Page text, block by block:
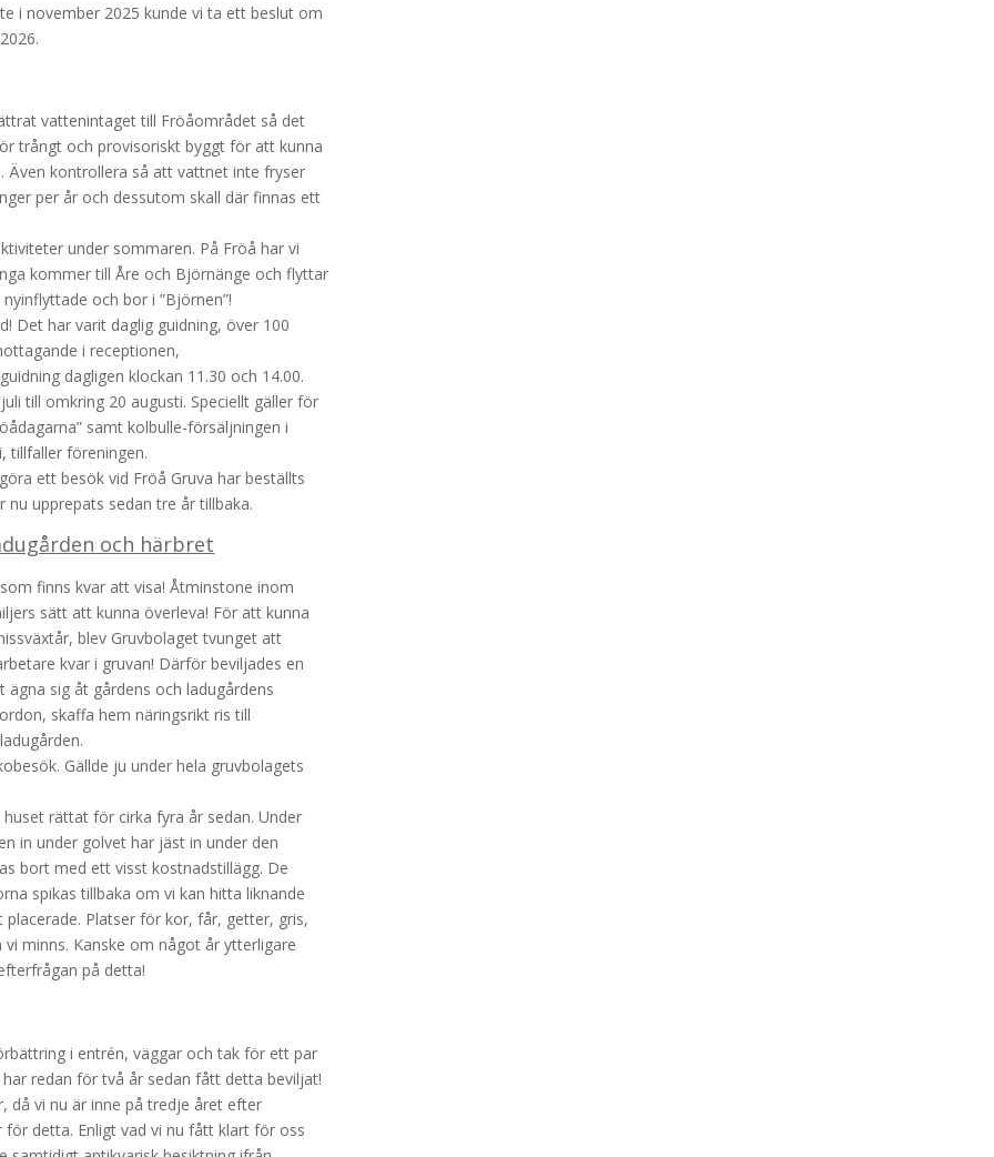
i november 2025 kunde vi ta ett beslut om
vattenintaget till Fröåområdet så det
trångt och provisoriskt byggt för att kunna
Även kontrollera så att vattnet inte fryser
per år och dessutom skall där finnas ett
under sommaren. På Fröå har vi
kommer till Åre och Björnänge och flyttar
och bor i ”Björnen”!
Det har varit daglig guidning, över 100
i receptionen,
dagligen klockan 11.30 och 14.00.
till omkring 20 augusti. Speciellt gäller för
samt kolbulle-försäljningen i
tillfaller föreningen.
ett besök vid Fröå Gruva har beställts
nu upprepats sedan tre år tillbaka.
och härbret
finns kvar att visa! Åtminstone inom
sätt att kunna överleva! För att kunna
blev Gruvbolaget tvunget att
kvar i gruvan! Därför beviljades en
sig åt gårdens och ladugårdens
skaffa hem näringsrikt ris till
Gällde ju under hela gruvbolagets
rättat för cirka fyra år sedan. Under
in under golvet har jäst in under den
bort med ett visst kostnadstillägg. De
spikas tillbaka om vi kan hitta liknande
Platser för kor, får, getter, gris,
minns. Kanske om något år ytterligare
på detta!
i entrén, väggar och tak för ett par
redan för två år sedan fått detta beviljat!
vi nu är inne på tredje året efter
för detta. Enligt vad vi nu fått klart för oss